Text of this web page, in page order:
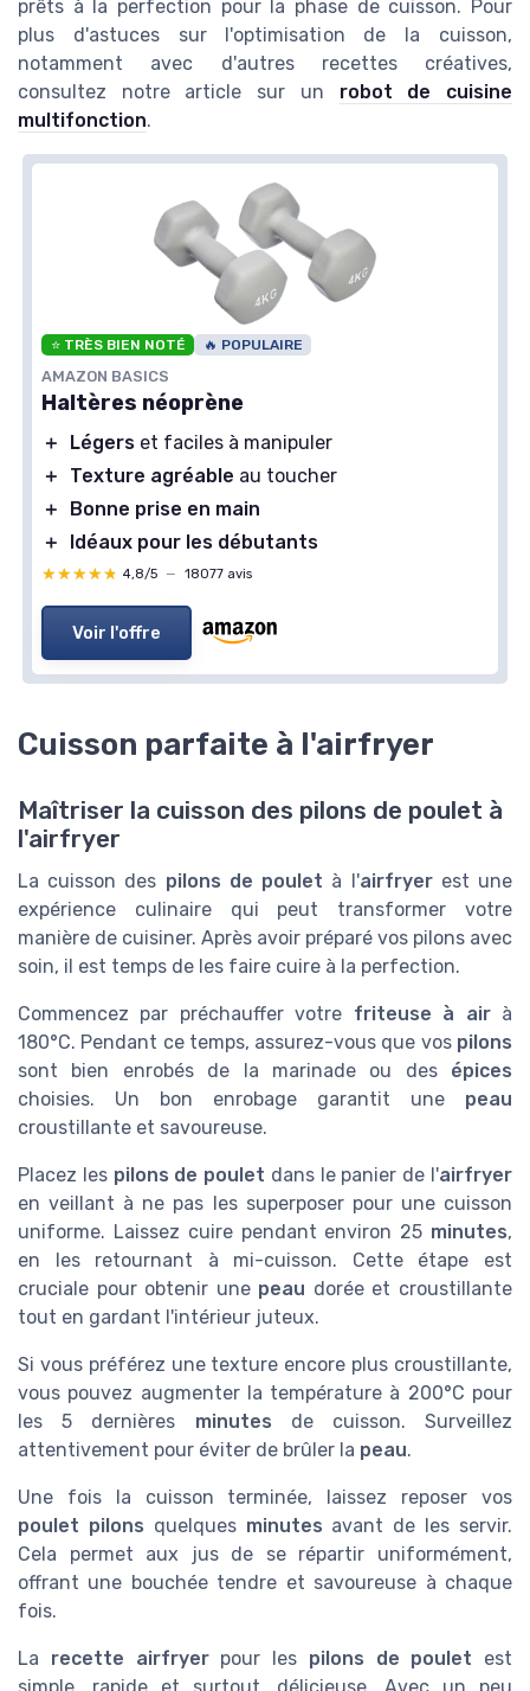
prêts à la perfection pour la phase de cuisson. Pour
plus d'astuces sur l'optimisation de la cuisson,
notamment avec d'autres recettes créatives,
consultez notre article sur un robot de cuisine
multifonction.
⭐ TRÈS BIEN NOTÉ 🔥 POPULAIRE
AMAZON BASICS
Haltères néoprène
＋ Légers et faciles à manipuler
＋
Texture agréable au toucher
＋
Bonne prise en main
＋
Idéaux pour les débutants
★★★★★
★★★★★ 4,8/5 — 18077 avis
Voir l'offre
Cuisson parfaite à l'airfryer
Maîtriser la cuisson des pilons de poulet à
l'airfryer
La cuisson des pilons de poulet à l'airfryerest une
expérience culinaire qui peut transformer votre
manière de cuisiner. Après avoir préparé vos pilons avec
soin, il est temps de les faire cuire à la perfection.
Commencez par préchauffer votre friteuse à airà
180°C. Pendant ce temps, assurez-vous que vos pilons
sont bien enrobés de la marinade ou des épices
choisies. Un bon enrobage garantit une peau
croustillante et savoureuse.
Placez les pilons de poulet dans le panier de l'airfryer
en veillant à ne pas les superposer pour une cuisson
uniforme. Laissez cuire pendant environ 25 minutes,
en les retournant à mi-cuisson. Cette étape est
cruciale pour obtenir une peau dorée et croustillante
tout en gardant l'intérieur juteux.
Si vous préférez une texture encore plus croustillante,
vous pouvez augmenter la température à 200°C pour
les 5 dernières minutes de cuisson. Surveillez
attentivement pour éviter de brûler la peau.
Une fois la cuisson terminée, laissez reposer vos
poulet pilons quelques minutes avant de les servir.
Cela permet aux jus de se répartir uniformément,
offrant une bouchée tendre et savoureuse à chaque
fois.
La recette airfryerpour les pilons de poulet est